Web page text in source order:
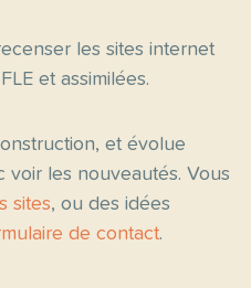
les sites internet
et assimilées.
et évolue
voir les nouveautés. Vous
sites, ou des idées
de contact.